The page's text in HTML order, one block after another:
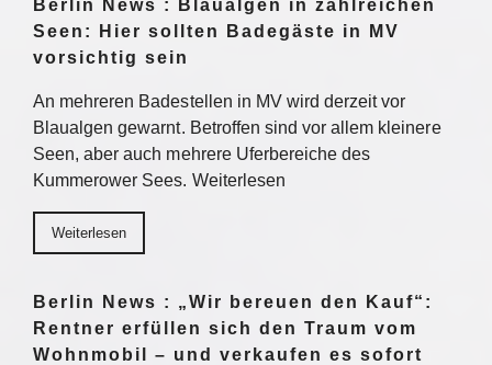
Berlin News : Blaualgen in zahlreichen
Seen: Hier sollten Badegäste in MV
vorsichtig sein
An mehreren Badestellen in MV wird derzeit vor
Blaualgen gewarnt. Betroffen sind vor allem kleinere
Seen, aber auch mehrere Uferbereiche des
Kummerower Sees. Weiterlesen
Weiterlesen
Berlin News : „Wir bereuen den Kauf“:
Rentner erfüllen sich den Traum vom
Wohnmobil – und verkaufen es sofort